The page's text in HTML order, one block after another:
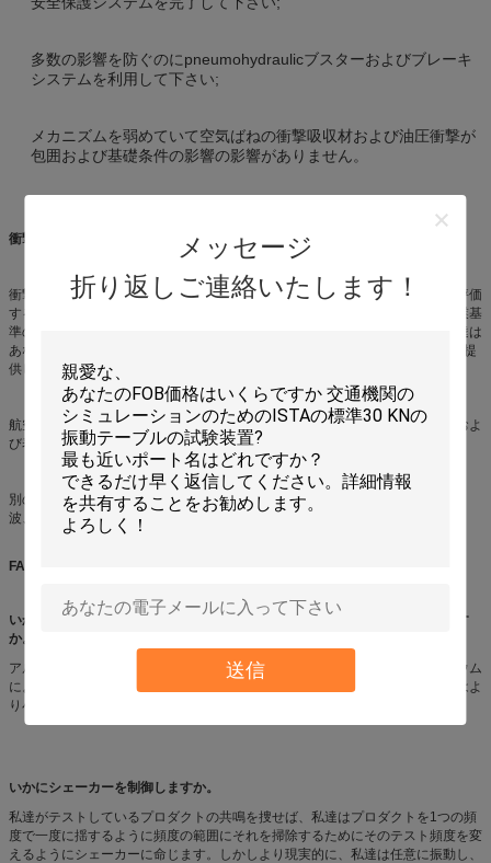
メッセージ
折り返しご連絡いたします！
送信
多数の影響を防ぐのにpneumohydraulicブスターおよびブレーキ
システムを利用して下さい;
メカニズムを弱めていて空気ばねの衝撃吸収材および油圧衝撃が
包囲および基礎条件の影響の影響がありません。
衝撃試験の適用:
衝撃試験が正確にプロダクトもろさを測定し、プロダクト包装の保護能力を評価
するのに使用されています。それにもかかわらず完全なプロダクト破損、産業基
準の衝撃の脈拍または会社の内部標準の境界査定をしたいと思うかどうか私達は
あなたのアプリケ−ション使用要件を満たすために最先端の衝撃の試験制度を提
供してもいいです。
航空、
大気および宇宙空間、海兵隊員、軍隊、家電、自動車、家庭電化製品およ
び表示装置のための適した衝撃試験。
別の波形発電機の選択によって、行うことができます:半分の
波、台形波。
FAQ:
いかにあなたがあなたのシェーカーにテストしているハードウェアを付けます
か。
アルミニウム明度のための剛性率とつながれる据え付け品、通常かマグネシウム
によって。それらは投げられる固体在庫から機械で造ることができますまたはよ
り小さい据え付け品。ほとんどの据え付け品は溶接されます。
いかにシェーカーを制御しますか。
私達がテストしているプロダクトの共鳴を捜せば、私達はプロダクトを1つの頻
度で一度に揺するように頻度の範囲にそれを掃除するためにそのテスト頻度を変
えるようにシェーカーに命じます。しかしより現実的に、私達は任意に振動し、